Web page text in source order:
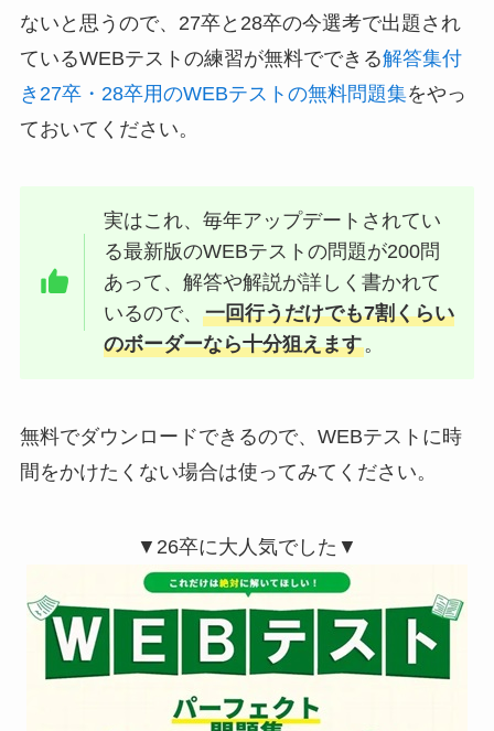
ないと思うので、27卒と28卒の今選考で出題され
ているWEBテストの練習が無料でできる解答集付
き27卒・28卒用のWEBテストの無料問題集をやっ
ておいてください。
実はこれ、毎年アップデートされてい
る最新版のWEBテストの問題が200問
あって、解答や解説が詳しく書かれて
いるので、一回行うだけでも7割くらい
のボーダーなら十分狙えます。
無料でダウンロードできるので、WEBテストに時
間をかけたくない場合は使ってみてください。
▼26卒に大人気でした▼